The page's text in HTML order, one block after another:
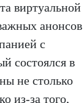
виртуальной
анонсов
с
состоялся в
не столько
из-за того,